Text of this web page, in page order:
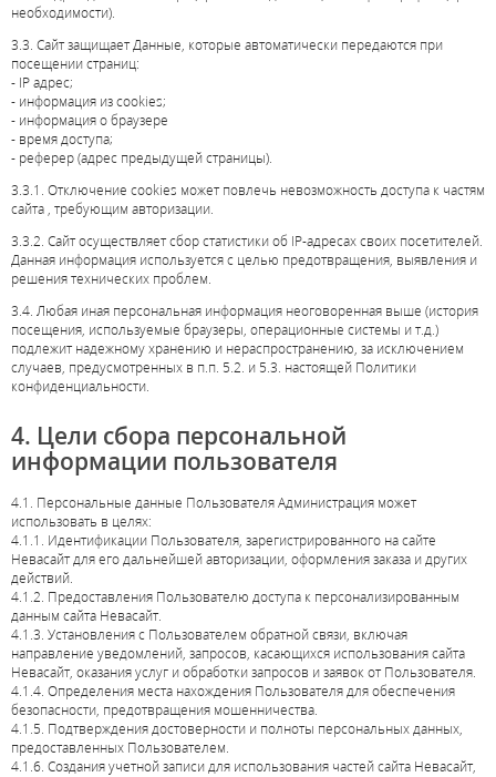
необходимости).
3.3. Сайт защищает Данные, которые автоматически передаются при
посещении страниц:
- IP адрес;
- информация из cookies;
- информация о браузере
- время доступа;
- реферер (адрес предыдущей страницы).
3.3.1. Отключение cookies может повлечь невозможность доступа к частям
сайта , требующим авторизации.
3.3.2. Сайт осуществляет сбор статистики об IP-адресах своих посетителей.
Данная информация используется с целью предотвращения, выявления и
решения технических проблем.
3.4. Любая иная персональная информация неоговоренная выше (история
посещения, используемые браузеры, операционные системы и т.д.)
подлежит надежному хранению и нераспространению, за исключением
случаев, предусмотренных в п.п. 5.2. и 5.3. настоящей Политики
конфиденциальности.
4. Цели сбора персональной
информации пользователя
4.1. Персональные данные Пользователя Администрация может
использовать в целях:
4.1.1. Идентификации Пользователя, зарегистрированного на сайте
Невасайт для его дальнейшей авторизации, оформления заказа и других
действий.
4.1.2. Предоставления Пользователю доступа к персонализированным
данным сайта Невасайт.
4.1.3. Установления с Пользователем обратной связи, включая
направление уведомлений, запросов, касающихся использования сайта
Невасайт, оказания услуг и обработки запросов и заявок от Пользователя.
4.1.4. Определения места нахождения Пользователя для обеспечения
безопасности, предотвращения мошенничества.
4.1.5. Подтверждения достоверности и полноты персональных данных,
предоставленных Пользователем.
4.1.6. Создания учетной записи для использования частей сайта Невасайт,